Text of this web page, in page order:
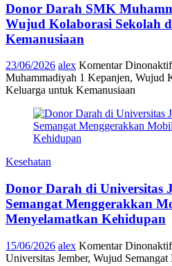
Donor Darah SMK
Wujud Kolaborasi Sekolah
Kemanusiaan
23/06/2026 alex Komentar
Muhammadiyah 1 Kepanjen, Wujud
Keluarga untuk Kemanusiaan
Kesehatan
Donor Darah di Universitas
Semangat Menggerakkan
Menyelamatkan Kehidupan
15/06/2026 alex Komentar
Universitas Jember, Wujud